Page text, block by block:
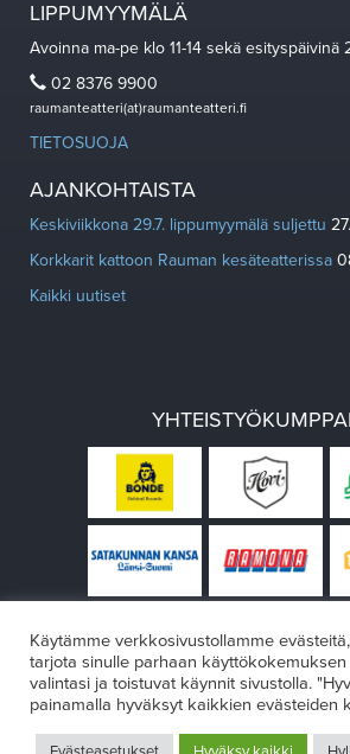
LIPPUMYYMÄLÄ
Avoinna ma-pe klo 11-14 sekä
02 8376 9900
raumanteatteri(at)raumanteatteri.fi
TIETOSUOJA
AJANKOHTAISTA
Keskiviikkona 29.7. lippumyymälä suljettu
Korkkarit kattoon Rauman kesäteatterissa
Kaikki uutiset
Käytämme verkkosivustollamme
tarjota sinulle parhaan käyttökokemuksen
valintasi ja toistuvat käynnit sivustolla.
painamalla hyväksyt kaikkien evästeiden